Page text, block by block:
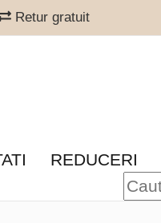
Retur gratuit
REDUCERI